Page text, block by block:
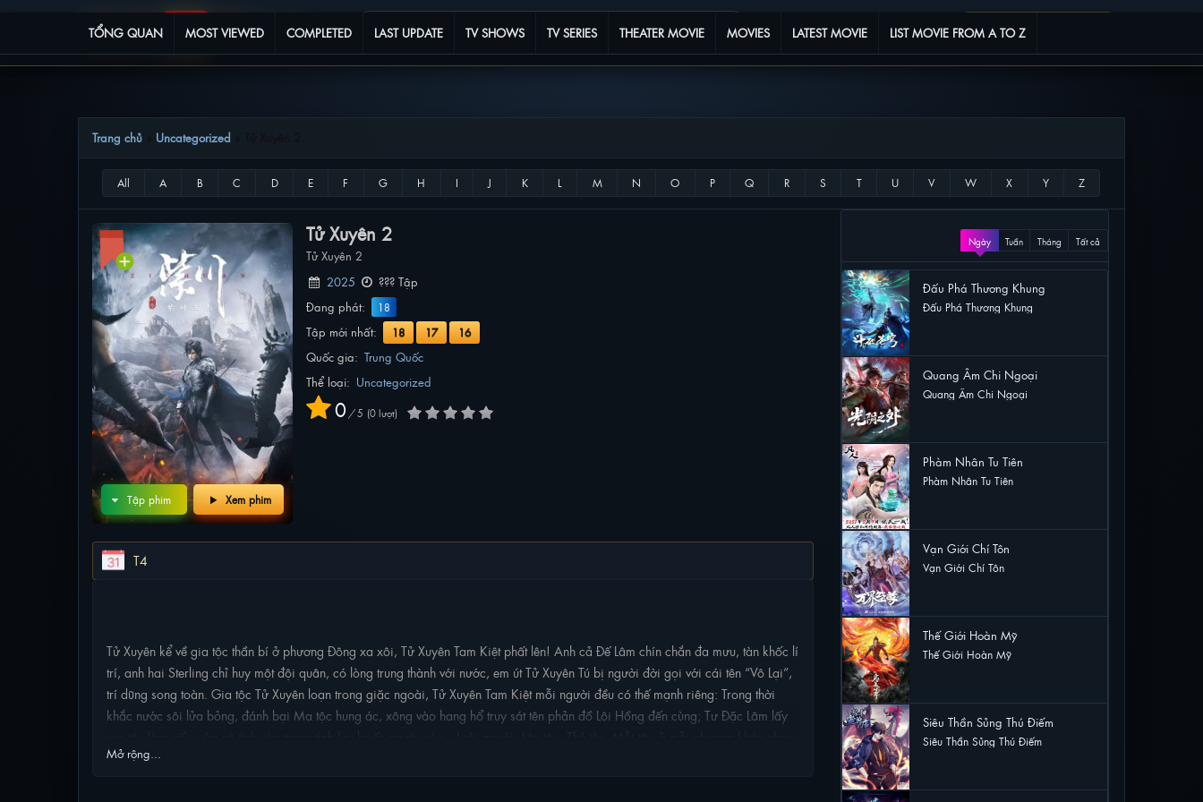
Phim yêu thích
TỔNG QUAN MOST VIEWED COMPLETED LAST UPDATE TV SHOWS TV SERIES THEATER MOVIE MOVIES LATEST MOVIE LIST MOVIE FROM A TO Z
Trang chủ Uncategorized
Xem phim
Tập phim
Tử Xuyên 2
Tử Xuyên 2
2025
??? Tập
Đang phát:
18
Tập mới nhất: 18 17 16
Quốc gia: Trung Quốc
Thể loại: Uncategorized
0 / 5 0lượt
T4
Tử Xuyên kể về gia tộc thần bí ở phương Đông xa xôi, Tử Xuyên Tam Kiệt phất lên! Anh cả Đế Lâm chín chắn đa mưu, tàn khốc lí
trí, anh hai Sterling chỉ huy một đội quân, có lòng trung thành với nước, em út Tử Xuyên Tú bị người đời gọi với cái tên “Vô Lại”,
trí dũng song toàn. Gia tộc Tử Xuyên loạn trong giặc ngoài, Tử Xuyên Tam Kiệt mỗi người đều có thế mạnh riêng: Trong thời
khắc nước sôi lửa bỏng, đánh bại Ma tộc hung ác, xông vào hang hổ truy sát tên phản đồ Lôi Hồng đến cùng; Tư Đặc Lâm lấy
tranh chấp lẫn nhau trên mảnh đất Đại Lục này, xích mích không ngừng. Khi máu và lửa hòa vào nhau, đao và kiếm va chạm,
Mở rộng...
Ngày Tuần Tháng Tất cả
Đấu Phá Thương Khung
Đấu Phá Thương Khung
Quang Âm Chi Ngoại
Quang Âm Chi Ngoại
Phàm Nhân Tu Tiên
Phàm Nhân Tu Tiên
Vạn Giới Chí Tôn
Vạn Giới Chí Tôn
Thế Giới Hoàn Mỹ
Thế Giới Hoàn Mỹ
Siêu Thần Sủng Thú Điếm
Siêu Thần Sủng Thú Điếm